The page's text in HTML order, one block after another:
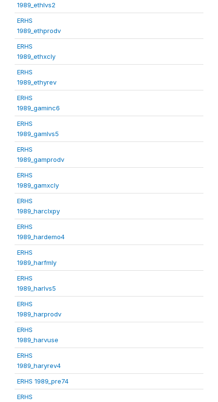
1989_ethlvs2
ERHS
1989_ethprodv
ERHS
1989_ethxcly
ERHS
1989_ethyrev
ERHS
1989_gaminc6
ERHS
1989_gamlvs5
ERHS
1989_gamprodv
ERHS
1989_gamxcly
ERHS
1989_harclxpy
ERHS
1989_hardemo4
ERHS
1989_harfmly
ERHS
1989_harlvs5
ERHS
1989_harprodv
ERHS
1989_harvuse
ERHS
1989_haryrev4
ERHS 1989_pre74
ERHS